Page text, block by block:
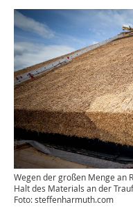
Wegen der großen Menge an
Halt des Materials an der
Foto: steffenharmuth.com